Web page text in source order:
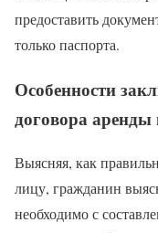
предоставить
только паспорта.
Особенности
договора
Выясняя, как
лицу, гражданин
необходимо с